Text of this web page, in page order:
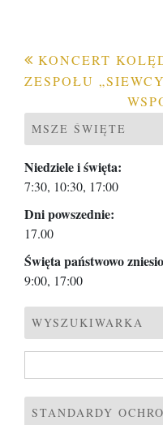
Nawigacja
wpisu
KONCERT
ZESPOŁU
MSZE ŚWIĘTE
Niedziele i święta:
7:30, 10:30, 17:00
Dni powszednie:
17.00
Święta państwowo
9:00, 17:00
WYSZUKIWARKA
STANDARDY